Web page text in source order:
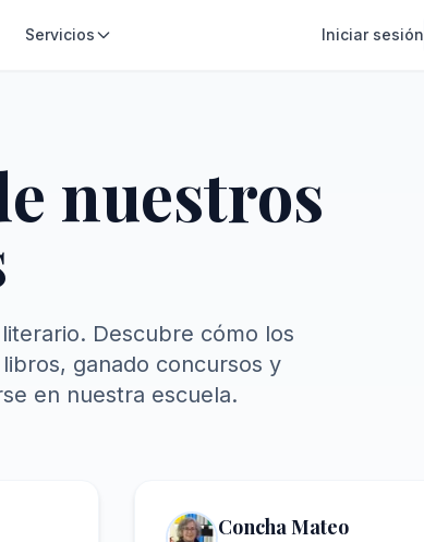
Servicios Iniciar sesión
nuestros
Descubre cómo los
ganado concursos y
en nuestra escuela.
CONTRATO EDITORIAL
Concha Mateo